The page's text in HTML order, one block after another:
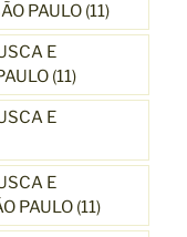
PAULO (11)
E
(11)
E
E
PAULO (11)